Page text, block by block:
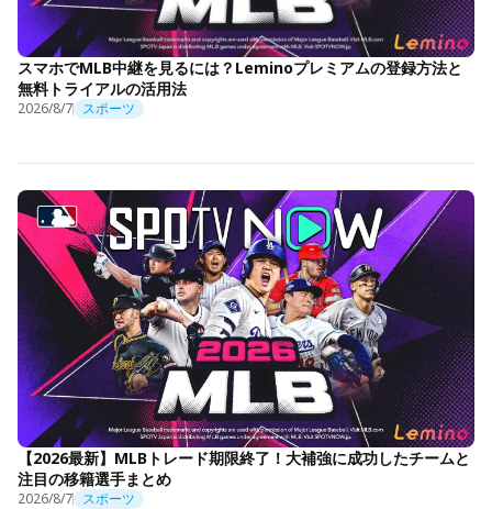
スマホでMLB中継を見るには？Leminoプレミアムの登録方法と
無料トライアルの活用法
2026/8/7 スポーツ
【2026最新】MLBトレード期限終了！大補強に成功したチームと
注目の移籍選手まとめ
2026/8/7 スポーツ